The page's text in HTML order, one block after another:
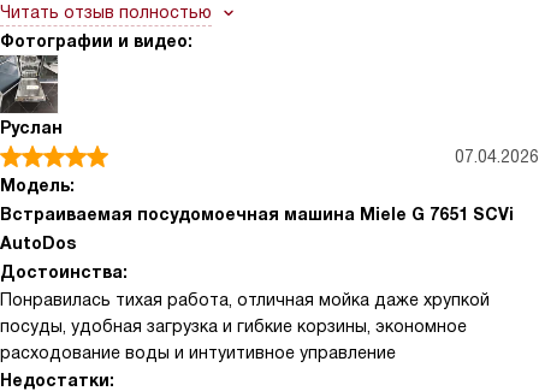
мое спасение, ставлю загрузку на ночь по ночному тарифу.
Конденсационная сушка работает отлично, никаких разводов
на бокалах.
Читать отзыв полностью
Фотографии и видео:
Руслан
07.04.2026
Модель:
Встраиваемая посудомоечная машина Miele G 7651 SCVi
AutoDos
Достоинства:
Понравилась тихая работа, отличная мойка даже хрупкой
посуды, удобная загрузка и гибкие корзины, экономное
расходование воды и интуитивное управление
Недостатки: